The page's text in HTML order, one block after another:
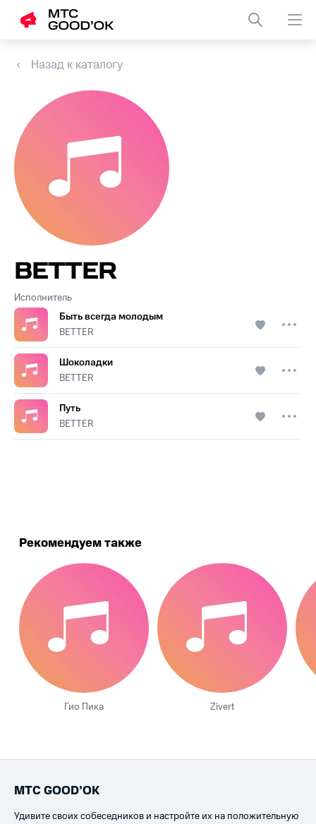
Назад к каталогу
Исполнитель
BETTER
Быть всегда молодым
BETTER
Шоколадки
BETTER
Путь
BETTER
Рекомендуем также
Гио Пика Zivert
МТС GOOD’OK
Удивите своих собеседников и настройте их на положительную